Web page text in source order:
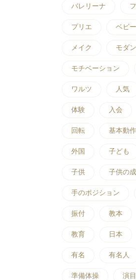
バレリーナ
プリエ ベビ
メイク モダ
モチベーション
ワルツ 人気
体験 入会
回転 基本動作
外国 子ども
子供 子供の
手のポジション
振付 教本
教育 日本
有名 有名人
準備体操 演目